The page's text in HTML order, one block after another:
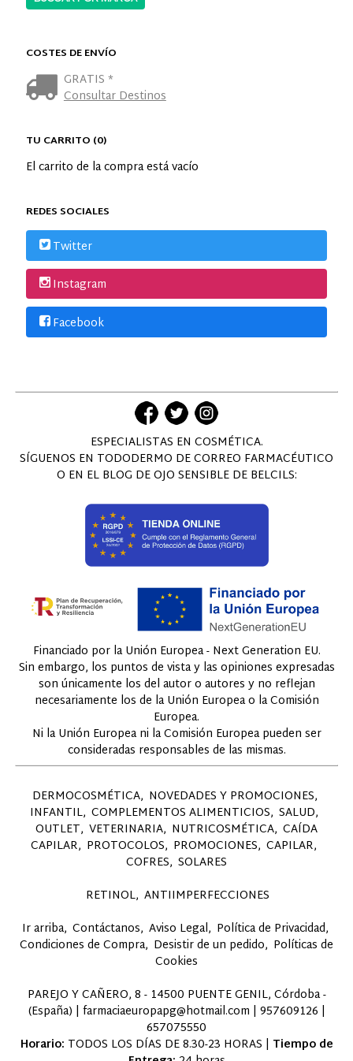
COSTES DE ENVÍO
GRATIS *
Consultar Destinos
TU CARRITO (0)
El carrito de la compra está vacío
REDES SOCIALES
Twitter
Instagram
Facebook
ESPECIALISTAS EN COSMÉTICA.
SÍGUENOS EN TODODERMO DE CORREO FARMACÉUTICO
O EN EL BLOG DE OJO SENSIBLE DE BELCILS:
Financiado por la Unión Europea - Next Generation EU.
Sin embargo, los puntos de vista y las opiniones expresadas
son únicamente los del autor o autores y no reflejan
necesariamente los de la Unión Europea o la Comisión
Europea.
Ni la Unión Europea ni la Comisión Europea pueden ser
consideradas responsables de las mismas.
DERMOCOSMÉTICA NOVEDADES Y PROMOCIONES
INFANTIL COMPLEMENTOS ALIMENTICIOS SALUD
OUTLET VETERINARIA NUTRICOSMÉTICA CAÍDA
CAPILAR PROTOCOLOS PROMOCIONES CAPILAR
COFRES SOLARES
RETINOL ANTIIMPERFECCIONES
Ir arriba Contáctanos Aviso Legal Política de Privacidad
Condiciones de Compra Desistir de un pedido Políticas de
Cookies
PAREJO Y CAÑERO, 8 - 14500 PUENTE GENIL, Córdoba -
(España) | farmaciaeuropapg@hotmail.com | 957609126 |
657075550
Horario: TODOS LOS DÍAS DE 8.30-23 HORAS | Tiempo de